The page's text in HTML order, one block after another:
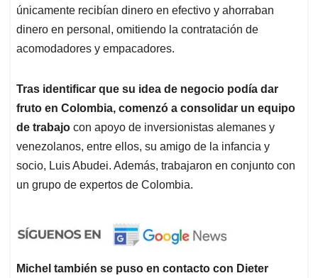
únicamente recibían dinero en efectivo y ahorraban
dinero en personal, omitiendo la contratación de
acomodadores y empacadores.
Tras identificar que su idea de negocio podía dar
fruto en Colombia, comenzó a consolidar un equipo
de trabajo con apoyo de inversionistas alemanes y
venezolanos, entre ellos, su amigo de la infancia y
socio, Luis Abudei. Además, trabajaron en conjunto con
un grupo de expertos de Colombia.
Michel también se puso en contacto con Dieter